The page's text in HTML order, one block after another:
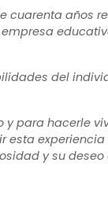
cuarenta años
del
para hacerle
esta experiencia
y su